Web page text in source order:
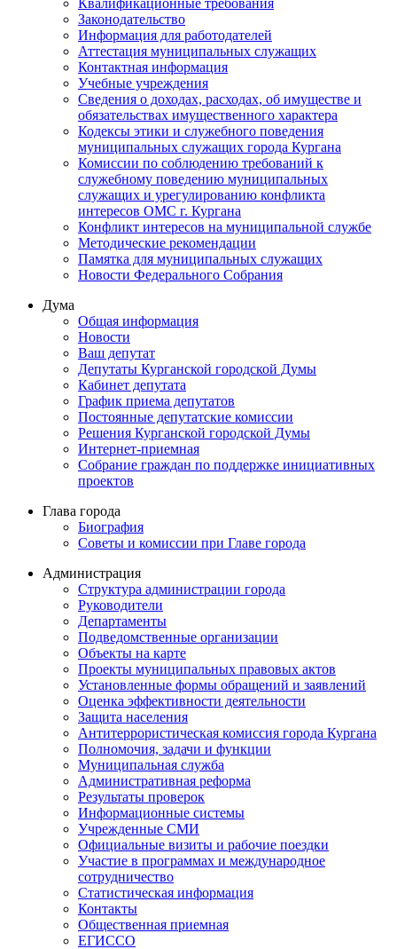
Законодательство
Информация для работодателей
Аттестация муниципальных служащих
Контактная информация
Учебные учреждения
Сведения о доходах, расходах, об имуществе и
обязательствах имущественного характера
Кодексы этики и служебного поведения
муниципальных служащих города Кургана
Комиссии по соблюдению требований к
служебному поведению муниципальных
служащих и урегулированию конфликта
интересов ОМС г. Кургана
Конфликт интересов на муниципальной службе
Методические рекомендации
Памятка для муниципальных служащих
Новости Федерального Cобрания
Дума
Общая информация
Новости
Ваш депутат
Депутаты Курганской городской Думы
Кабинет депутата
График приема депутатов
Постоянные депутатские комиссии
Решения Курганской городской Думы
Интернет-приемная
Собрание граждан по поддержке инициативных
проектов
Глава города
Биография
Советы и комиссии при Главе города
Администрация
Структура администрации города
Руководители
Департаменты
Подведомственные организации
Объекты на карте
Проекты муниципальных правовых актов
Установленные формы обращений и заявлений
Оценка эффективности деятельности
Защита населения
Антитеррористическая комиссия города Кургана
Полномочия, задачи и функции
Муниципальная служба
Административная реформа
Результаты проверок
Информационные системы
Учрежденные СМИ
Официальные визиты и рабочие поездки
Участие в программах и международное
сотрудничество
Статистическая информация
Контакты
Общественная приемная
ЕГИССО